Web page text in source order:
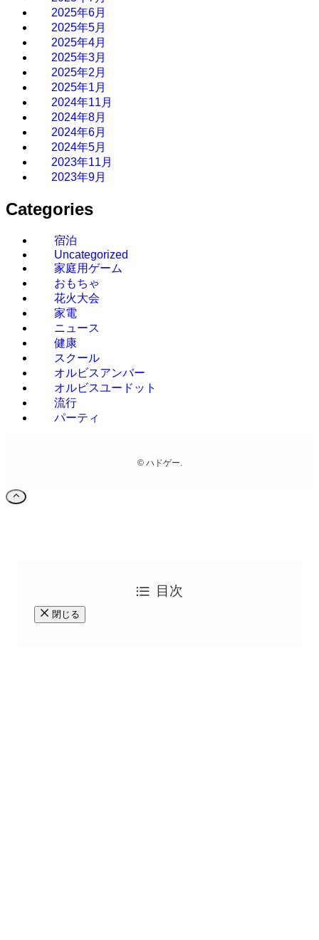
2025年6月
2025年5月
2025年4月
2025年3月
2025年2月
2025年1月
2024年11月
2024年8月
2024年6月
2024年5月
2023年11月
2023年9月
Categories
宿泊
Uncategorized
家庭用ゲーム
おもちゃ
花火大会
家電
ニュース
健康
スクール
オルビスアンバー
オルビスユードット
流行
パーティ
©ハドゲー.
目次
閉じる